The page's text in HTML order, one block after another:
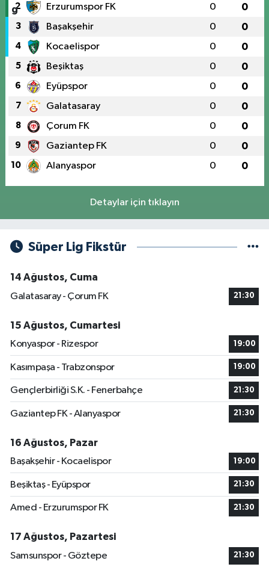
2 Erzurumspor FK 0 0
3 Başakşehir 0 0
4 Kocaelispor 0 0
5 Beşiktaş 0 0
6 Eyüpspor 0 0
7 Galatasaray 0 0
8 Çorum FK 0 0
9 Gaziantep FK 0 0
10 Alanyaspor 0 0
Detaylar için tıklayın
Süper Lig Fikstür
14 Ağustos, Cuma
Galatasaray - Çorum FK
21:30
15 Ağustos, Cumartesi
Konyaspor - Rizespor
19:00
Kasımpaşa - Trabzonspor 19:00
Gençlerbirliği S.K. - Fenerbahçe 21:30
Gaziantep FK - Alanyaspor 21:30
16 Ağustos, Pazar
Başakşehir - Kocaelispor
19:00
Beşiktaş - Eyüpspor 21:30
Amed - Erzurumspor FK 21:30
17 Ağustos, Pazartesi
Samsunspor - Göztepe
21:30